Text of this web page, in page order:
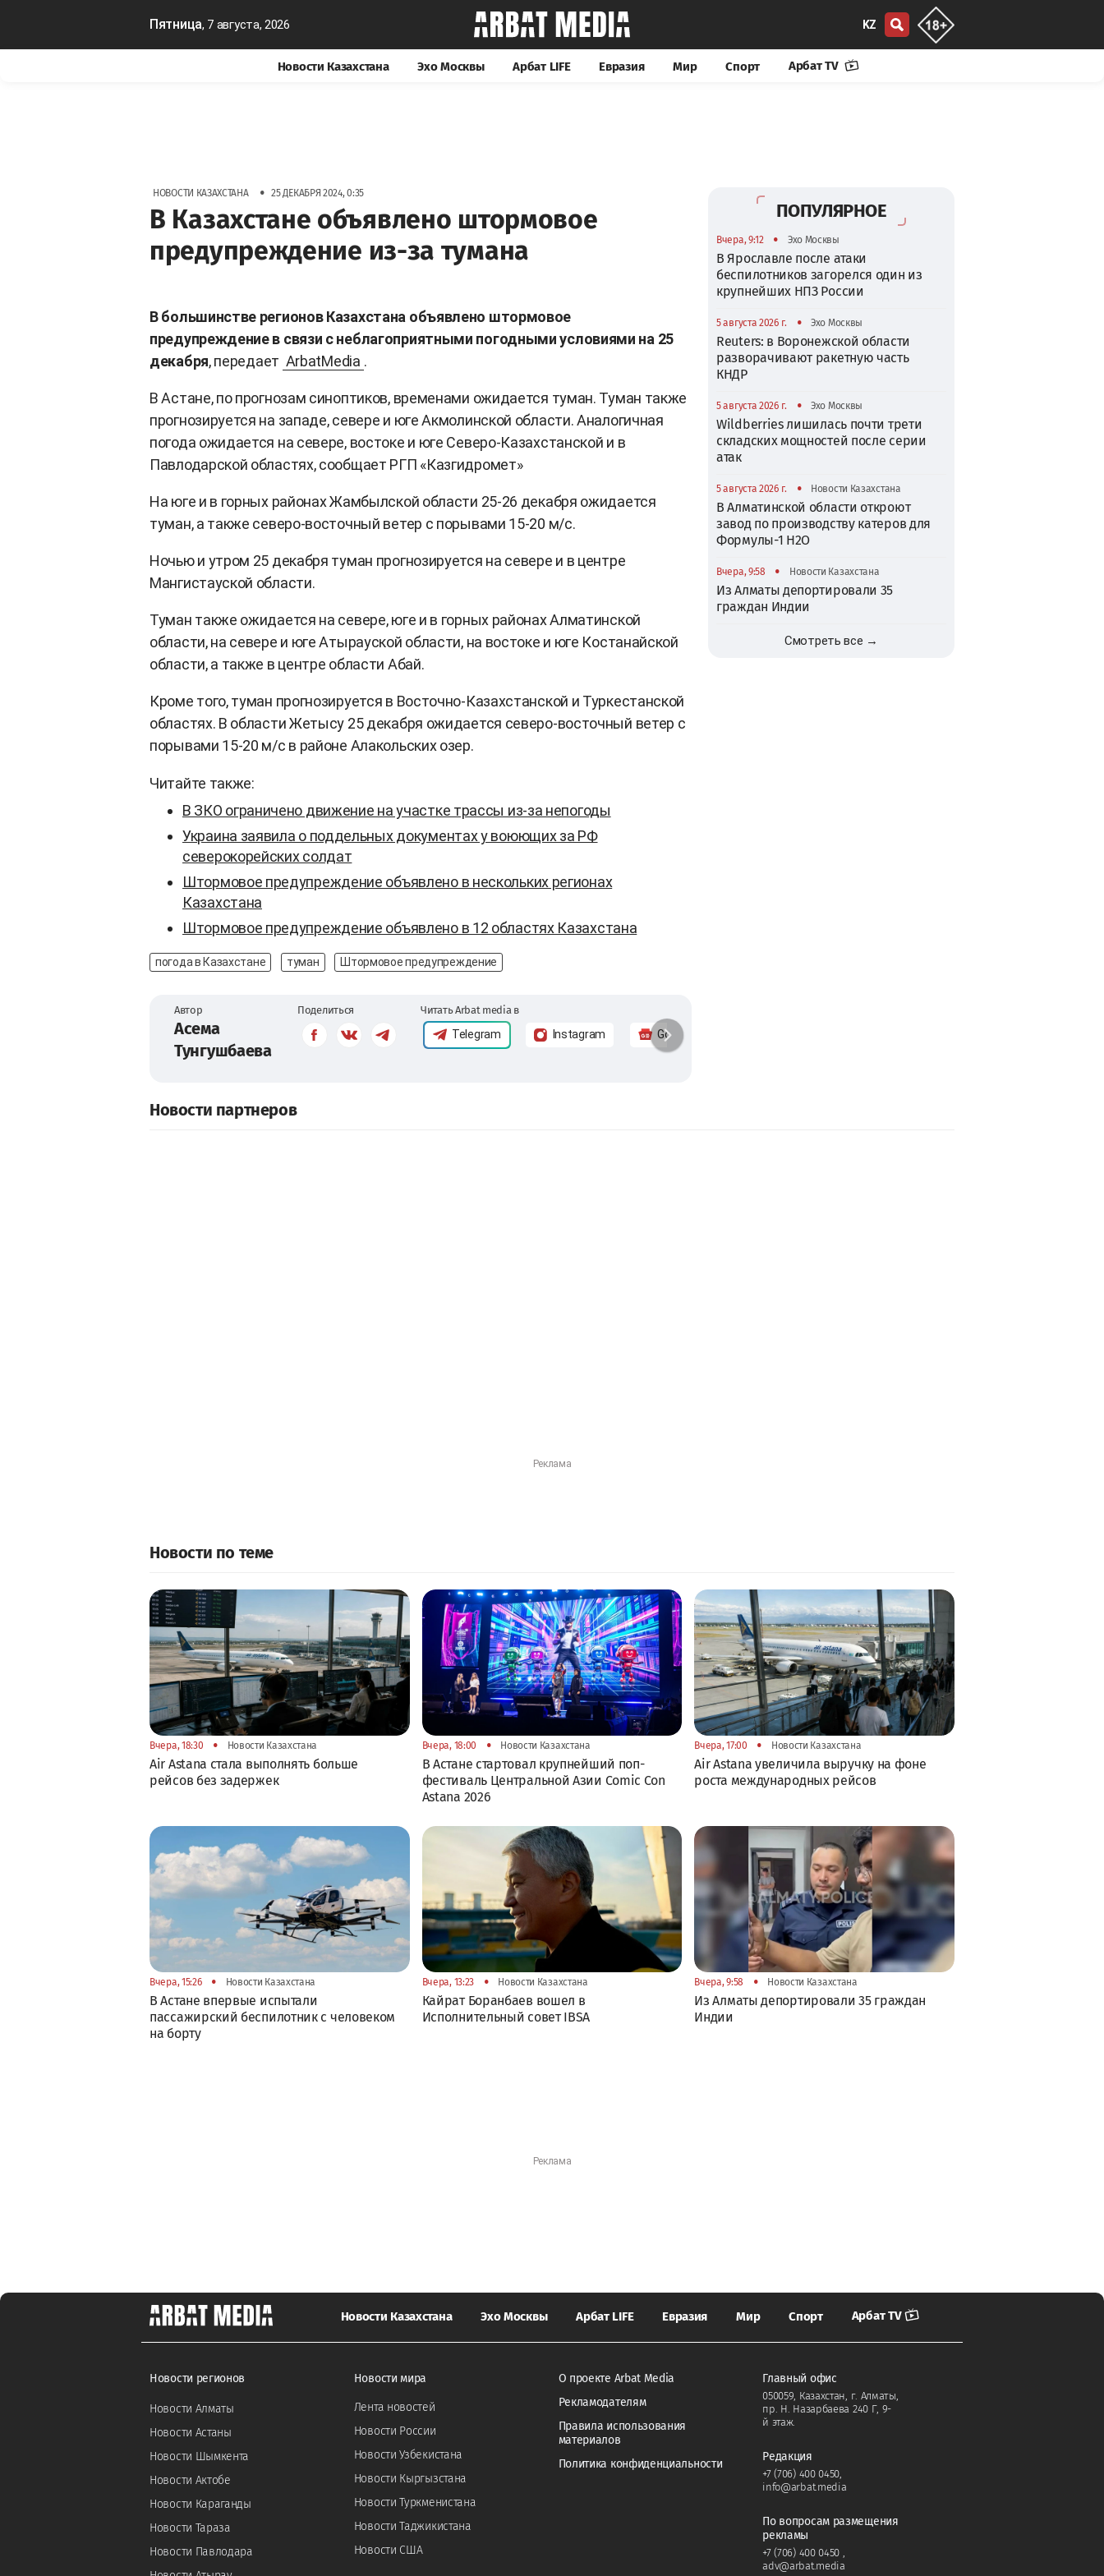
Пятница, 7 августа, 2026 KZ
Новости Казахстана Эхо Москвы Арбат LIFE Евразия Мир Спорт Арбат TV
НОВОСТИ КАЗАХСТАНА • 25 ДЕКАБРЯ 2024, 0:35
В Казахстане объявлено штормовое
предупреждение из-за тумана
В большинстве регионов Казахстана объявлено штормовое
предупреждение в связи с неблагоприятными погодными условиями на 25
декабря, передает ArbatMedia .
В Астане, по прогнозам синоптиков, временами ожидается туман. Туман также
прогнозируется на западе, севере и юге Акмолинской области. Аналогичная
погода ожидается на севере, востоке и юге Северо-Казахстанской и в
Павлодарской областях, сообщает РГП «Казгидромет»
На юге и в горных районах Жамбылской области 25-26 декабря ожидается
туман, а также северо-восточный ветер с порывами 15-20 м/с.
Ночью и утром 25 декабря туман прогнозируется на севере и в центре
Мангистауской области.
Туман также ожидается на севере, юге и в горных районах Алматинской
области, на севере и юге Атырауской области, на востоке и юге Костанайской
области, а также в центре области Абай.
Кроме того, туман прогнозируется в Восточно-Казахстанской и Туркестанской
областях. В области Жетысу 25 декабря ожидается северо-восточный ветер с
порывами 15-20 м/с в районе Алакольских озер.
Читайте также:
В ЗКО ограничено движение на участке трассы из-за непогоды
Украина заявила о поддельных документах у воюющих за РФ
северокорейских солдат
Штормовое предупреждение объявлено в нескольких регионах
Казахстана
Штормовое предупреждение объявлено в 12 областях Казахстана
погода в Казахстане туман Штормовое предупреждение
Автор
Асема
Тунгушбаева
Поделиться Читать Arbat media в
Telegram Instagram Google News
ПОПУЛЯРНОЕ
Вчера, 9:12 • Эхо Москвы
В Ярославле после атаки
беспилотников загорелся один из
крупнейших НПЗ России
5 августа 2026 г. • Эхо Москвы
Reuters: в Воронежской области
разворачивают ракетную часть
КНДР
5 августа 2026 г. • Эхо Москвы
Wildberries лишилась почти трети
складских мощностей после серии
атак
5 августа 2026 г. • Новости Казахстана
В Алматинской области откроют
завод по производству катеров для
Формулы-1 H2O
Вчера, 9:58 • Новости Казахстана
Из Алматы депортировали 35
граждан Индии
Смотреть все →
Новости партнеров
Новости по теме
Вчера, 18:30 • Новости Казахстана
Air Astana стала выполнять больше
рейсов без задержек
Вчера, 18:00 • Новости Казахстана
В Астане стартовал крупнейший поп-
фестиваль Центральной Азии Comic Con
Astana 2026
Вчера, 17:00 • Новости Казахстана
Air Astana увеличила выручку на фоне
роста международных рейсов
Вчера, 15:26 • Новости Казахстана
В Астане впервые испытали
пассажирский беспилотник с человеком
на борту
Вчера, 13:23 • Новости Казахстана
Кайрат Боранбаев вошел в
Исполнительный совет IBSA
Вчера, 9:58 • Новости Казахстана
Из Алматы депортировали 35 граждан
Индии
Новости Казахстана Эхо Москвы Арбат LIFE Евразия Мир Спорт Арбат TV
Новости регионов
Новости Алматы
Новости Астаны
Новости Шымкента
Новости Актобе
Новости Караганды
Новости Тараза
Новости Павлодара
Новости мира
Лента новостей
Новости России
Новости Узбекистана
Новости Кыргызстана
Новости Туркменистана
Новости Таджикистана
Новости США
О проекте Arbat Media
Рекламодателям
Правила использования
материалов
Политика конфиденциальности
Главный офис
050059, Казахстан, г. Алматы,
пр. Н. Назарбаева 240 Г, 9-
й этаж.
Редакция
+7 (706) 400 0450
info@arbat.media
По вопросам размещения
рекламы
+7 (706) 400 0450
adv@arbat.media